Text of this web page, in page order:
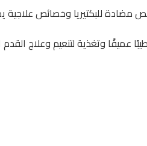
مضادة للبكتيريا وخصائص
عميقًا وتغذية لتنعيم وعلاج